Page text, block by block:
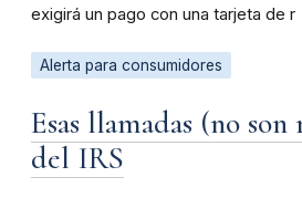
exigirá un pago con una tarjeta de r
Alerta para consumidores
Esas llamadas (no
del IRS